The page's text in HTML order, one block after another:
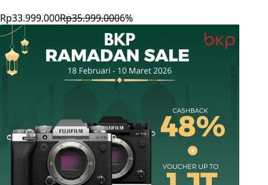
Rp33.999.000Rp35.999.0006%